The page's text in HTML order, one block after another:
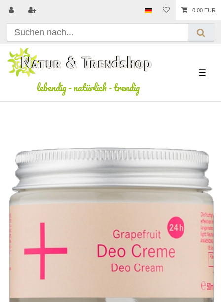
0,00 EUR
lebendig-natürlich-trendig
☰